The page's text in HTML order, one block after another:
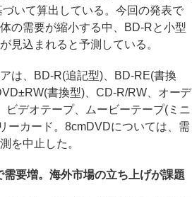
いて算出している。今回の発表で
の需要が縮小する中、BD-Rと小型
見込まれると予測している。
は、BD-R(追記型)、BD-RE(書換
書換型)、CD-R/RW、オーデ
ビデオテープ、ムービーテープ(ミニ
ーカード。8cmDVDについては、需
を中止した。
要増。海外市場の立ち上げが課題